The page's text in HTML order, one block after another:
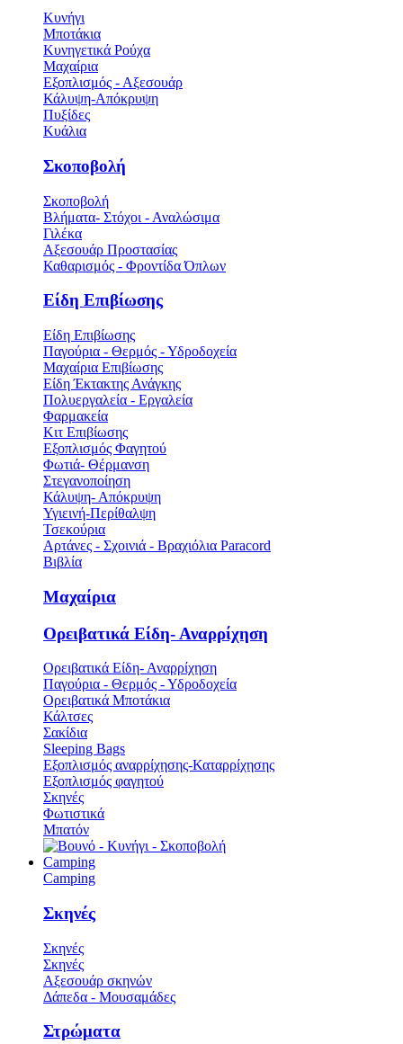
Κυνήγι
Μποτάκια
Κυνηγετικά Ρούχα
Μαχαίρια
Εξοπλισμός - Αξεσουάρ
Κάλυψη-Απόκρυψη
Πυξίδες
Κυάλια
Σκοποβολή
Σκοποβολή
Βλήματα- Στόχοι - Αναλώσιμα
Γιλέκα
Αξεσουάρ Προστασίας
Καθαρισμός - Φροντίδα Όπλων
Είδη Επιβίωσης
Είδη Επιβίωσης
Παγούρια - Θερμός - Υδροδοχεία
Μαχαίρια Επιβίωσης
Είδη Έκτακτης Ανάγκης
Πολυεργαλεία - Εργαλεία
Φαρμακεία
Κιτ Επιβίωσης
Εξοπλισμός Φαγητού
Φωτιά- Θέρμανση
Στεγανοποίηση
Κάλυψη- Απόκρυψη
Υγιεινή-Περίθαλψη
Τσεκούρια
Αρτάνες - Σχοινιά - Βραχιόλια Paracord
Βιβλία
Μαχαίρια
Ορειβατικά Είδη- Αναρρίχηση
Ορειβατικά Είδη- Αναρρίχηση
Παγούρια - Θερμός - Υδροδοχεία
Ορειβατικά Μποτάκια
Κάλτσες
Σακίδια
Sleeping Bags
Εξοπλισμός αναρρίχησης-Καταρρίχησης
Εξοπλισμός φαγητού
Σκηνές
Φωτιστικά
Μπατόν
Camping
Camping
Σκηνές
Σκηνές
Σκηνές
Αξεσουάρ σκηνών
Δάπεδα - Μουσαμάδες
Στρώματα